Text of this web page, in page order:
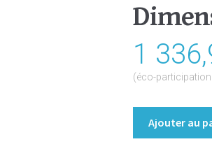
1
(éco-
Ajouter au